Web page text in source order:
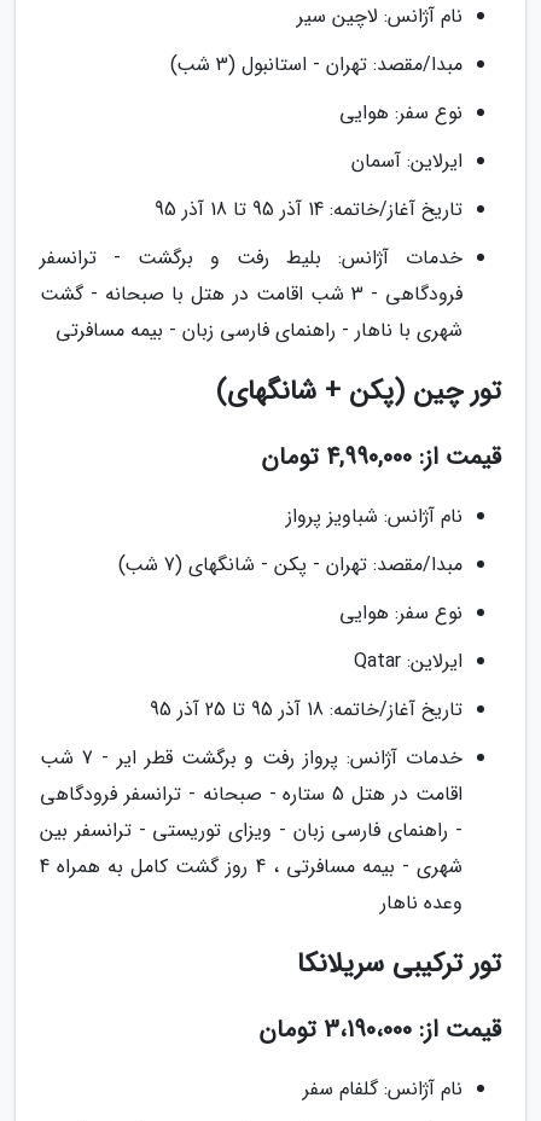
نام آژانس: لاچین سیر
مبدا/مقصد: تهران - استانبول (3 شب)
نوع سفر: هوایی
ایرلاین: آسمان
تاریخ آغاز/خاتمه: 14 آذر 95 تا 18 آذر 95
خدمات آژانس: بلیط رفت و برگشت - ترانسفر
فرودگاهی - 3 شب اقامت در هتل با صبحانه - گشت
شهری با ناهار - راهنمای فارسی زبان - بیمه مسافرتی
تور چین (پکن + شانگهای)
قیمت از: 4,990,000 تومان
نام آژانس: شباویز پرواز
مبدا/مقصد: تهران - پکن - شانگهای (7 شب)
نوع سفر: هوایی
ایرلاین: Qatar
تاریخ آغاز/خاتمه: 18 آذر 95 تا 25 آذر 95
خدمات آژانس: پرواز رفت و برگشت قطر ایر - 7 شب
اقامت در هتل 5 ستاره - صبحانه - ترانسفر فرودگاهی
- راهنمای فارسی زبان - ویزای توریستی - ترانسفر بین
شهری - بیمه مسافرتی ، 4 روز گشت کامل به همراه 4
وعده ناهار
تور ترکیبی سریلانکا
قیمت از: 3،190،000 تومان
نام آژانس: گلفام سفر